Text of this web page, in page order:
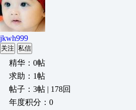
jkwh999
关注 私信
精华：0帖
求助：1帖
帖子：3帖 | 178回
年度积分：0